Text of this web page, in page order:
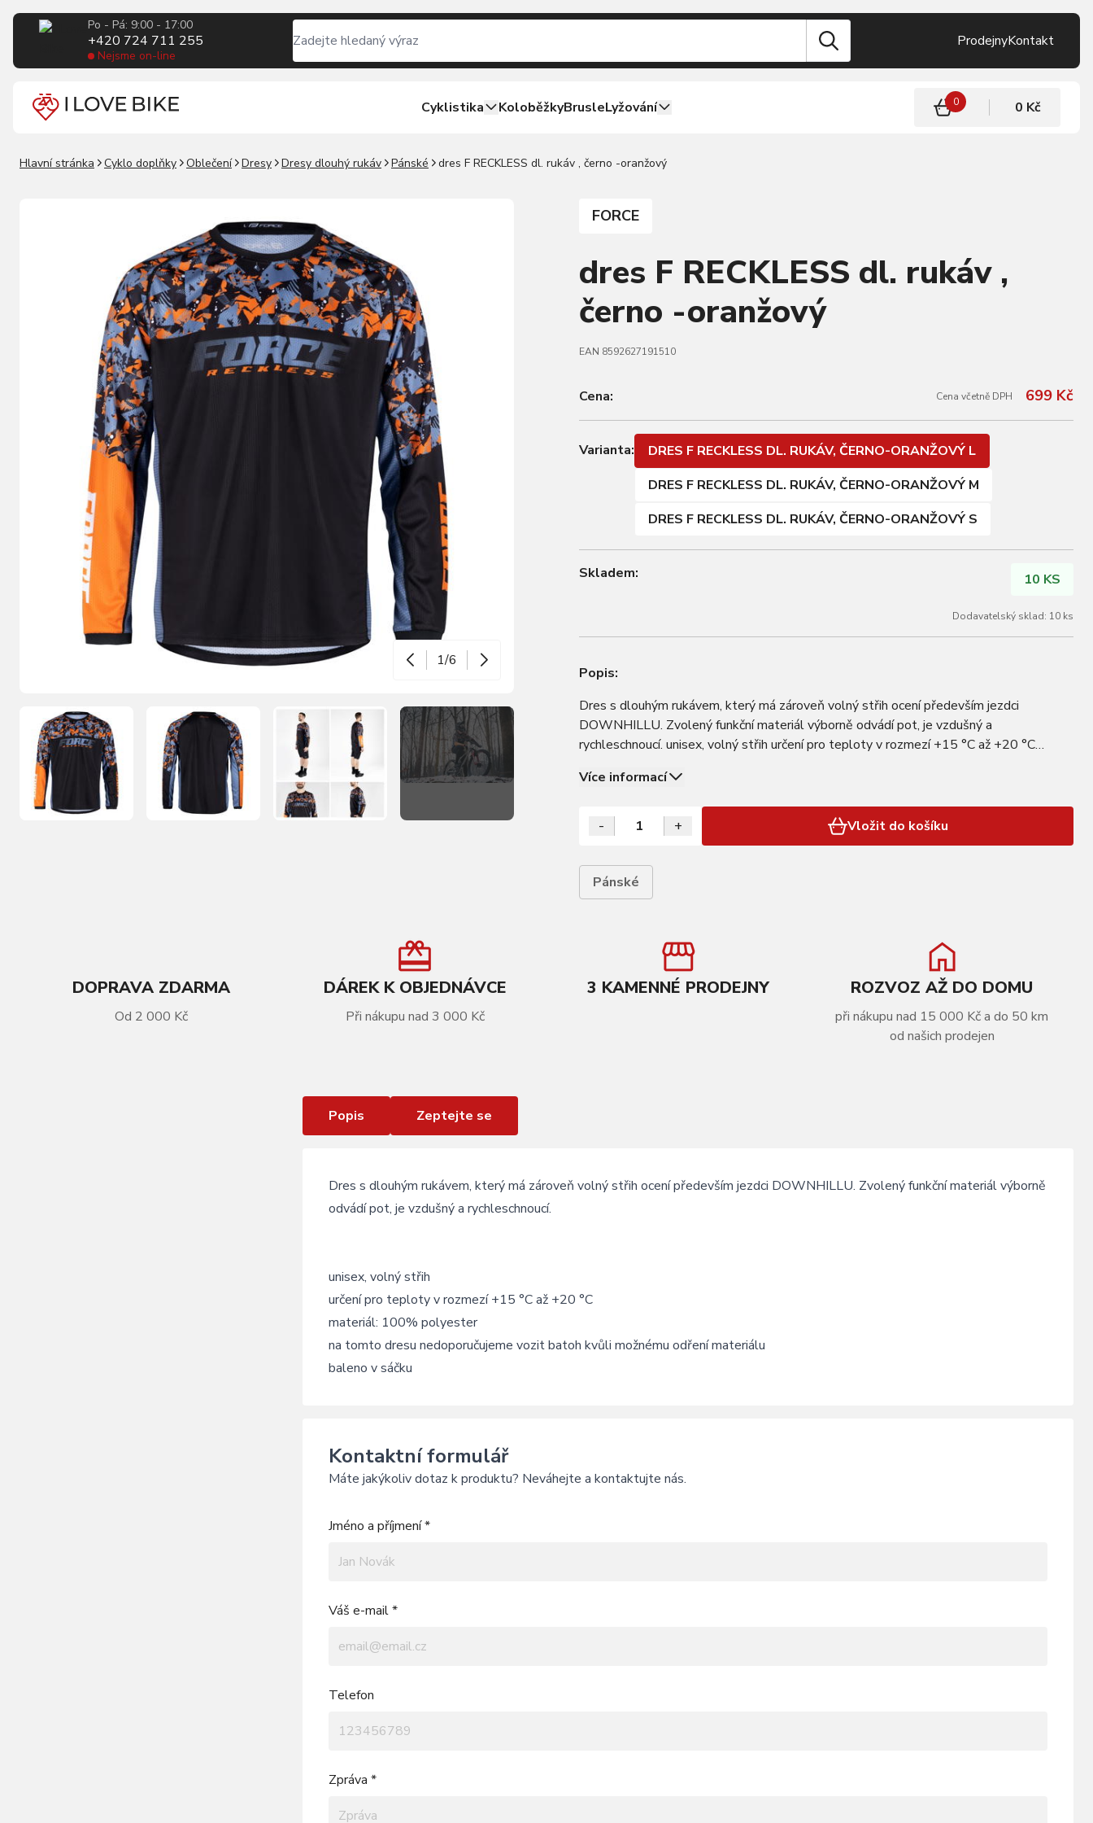
Po - Pá: 9:00 - 17:00
+420 724 711 255
Nejsme on-line
ProdejnyKontakt
Cyklistika KoloběžkyBrusleLyžování 0 0 Kč
Hlavní stránka Cyklo doplňky Oblečení Dresy Dresy dlouhý rukáv Pánské dres F RECKLESS dl. rukáv , černo -oranžový
1/6
FORCE
dres F RECKLESS dl. rukáv ,
černo -oranžový
EAN 8592627191510
Cena: Cena včetně DPH 699 Kč
Varianta:
DRES F RECKLESS DL. RUKÁV, ČERNO-ORANŽOVÝ L
DRES F RECKLESS DL. RUKÁV, ČERNO-ORANŽOVÝ M
DRES F RECKLESS DL. RUKÁV, ČERNO-ORANŽOVÝ S
Skladem: 10 KS
Dodavatelský sklad: 10 ks
Popis:
Dres s dlouhým rukávem, který má zároveň volný střih ocení především jezdci
DOWNHILLU. Zvolený funkční materiál výborně odvádí pot, je vzdušný a
rychleschnoucí. unisex, volný střih určení pro teploty v rozmezí +15 °C až +20 °C
Více informací
- + Vložit do košíku
Pánské
DOPRAVA ZDARMA
Od 2 000 Kč
DÁREK K OBJEDNÁVCE
Při nákupu nad 3 000 Kč
3 KAMENNÉ PRODEJNY ROZVOZ AŽ DO DOMU
při nákupu nad 15 000 Kč a do 50 km
od našich prodejen
VÍCE INFORMACÍ
Popis Zeptejte se
Dres s dlouhým rukávem, který má zároveň volný střih ocení především jezdci DOWNHILLU. Zvolený funkční materiál výborně
odvádí pot, je vzdušný a rychleschnoucí.
unisex, volný střih
určení pro teploty v rozmezí +15 °C až +20 °C
materiál: 100% polyester
na tomto dresu nedoporučujeme vozit batoh kvůli možnému odření materiálu
baleno v sáčku
Kontaktní formulář
Máte jakýkoliv dotaz k produktu? Neváhejte a kontaktujte nás.
Jméno a příjmení *
Váš e-mail *
Telefon
Zpráva *